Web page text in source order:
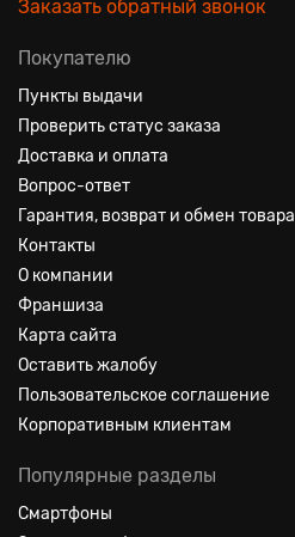
Заказать обратный звонок
Покупателю
Пункты выдачи
Проверить статус заказа
Доставка и оплата
Вопрос-ответ
Гарантия, возврат и обмен товара
Контакты
О компании
Франшиза
Карта сайта
Оставить жалобу
Пользовательское соглашение
Корпоративным клиентам
Популярные разделы
Смартфоны